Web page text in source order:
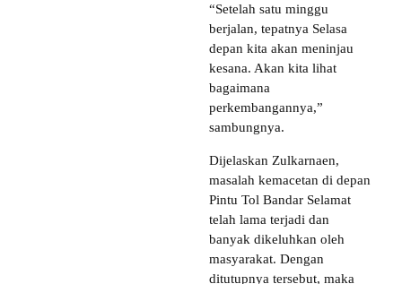
“Setelah satu minggu
berjalan, tepatnya Selasa
depan kita akan meninjau
kesana. Akan kita lihat
bagaimana
perkembangannya,”
sambungnya.
Dijelaskan Zulkarnaen,
masalah kemacetan di depan
Pintu Tol Bandar Selamat
telah lama terjadi dan
banyak dikeluhkan oleh
masyarakat. Dengan
ditutupnya tersebut, maka